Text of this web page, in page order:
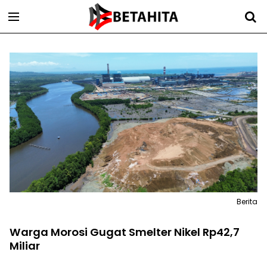
Warga Morosi Gugat Smelter Nikel Rp42,7
Miliar
Berita